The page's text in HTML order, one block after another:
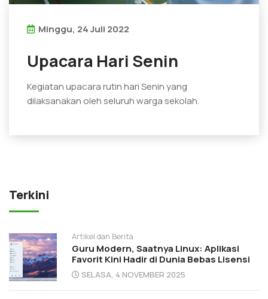
Minggu, 24 Juli 2022
Upacara Hari Senin
Kegiatan upacara rutin hari Senin yang
dilaksanakan oleh seluruh warga sekolah.
Terkini
Artikel dan Berita
Guru Modern, Saatnya Linux: Aplikasi
Favorit Kini Hadir di Dunia Bebas Lisensi
SELASA, 4 NOVEMBER 2025